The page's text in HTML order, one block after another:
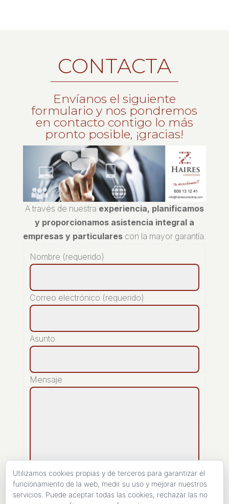
CONTACTA
Envíanos el siguiente
formulario y nos pondremos
en contacto contigo lo más
pronto posible, ¡gracias!
A través de nuestra experiencia, planificamos
y proporcionamos asistencia integral a
empresas y particularescon la mayor garantía.
Nombre (requerido)
Correo electrónico (requerido)
Asunto
Mensaje
Utilizamos cookies propias y de terceros para garantizar el
funcionamiento de la web, medir su uso y mejorar nuestros
servicios. Puede aceptar todas las cookies, rechazar las no